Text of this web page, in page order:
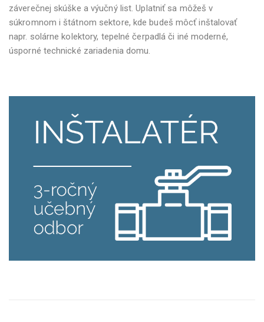
záverečnej skúške a výučný list. Uplatniť sa môžeš v
súkromnom i štátnom sektore, kde budeš môcť inštalovať
napr. solárne kolektory, tepelné čerpadlá či iné moderné,
úsporné technické zariadenia domu.